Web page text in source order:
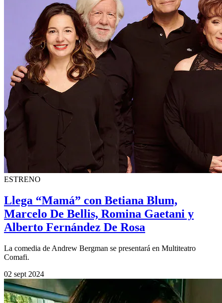
ESTRENO
Llega “Mamá” con Betiana Blum,
Marcelo De Bellis, Romina Gaetani y
Alberto Fernández De Rosa
La comedia de Andrew Bergman se presentará en Multiteatro
Comafi.
02 sept 2024